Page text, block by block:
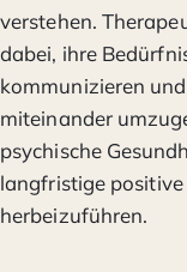
verstehen.
dabei, ihre
kommunizieren
miteinander
psychische
langfristige
herbeizuführen.